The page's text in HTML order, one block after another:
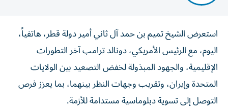
استعرض الشيخ تميم بن حمد آل ثاني أمير دولة قطر، هاتفياً،
اليوم، مع الرئيس الأمريكي، دونالد ترامب آخر التطورات
الإقليمية، والجهود المبذولة لخفض التصعيد بين الولايات
المتحدة وإيران، وتقريب وجهات النظر بينهما، بما يعزز فرص
التوصل إلى تسوية دبلوماسية مستدامة للأزمة.